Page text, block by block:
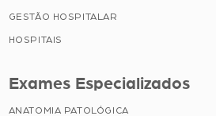
GESTÃO HOSPITALAR
HOSPITAIS
Exames Especializados
ANATOMIA PATOLÓGICA